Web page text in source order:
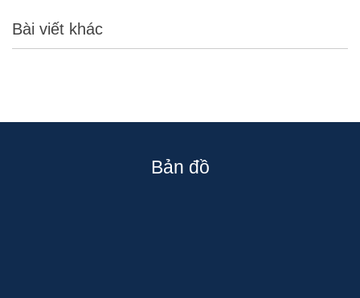
Bài viết khác
Bản đồ